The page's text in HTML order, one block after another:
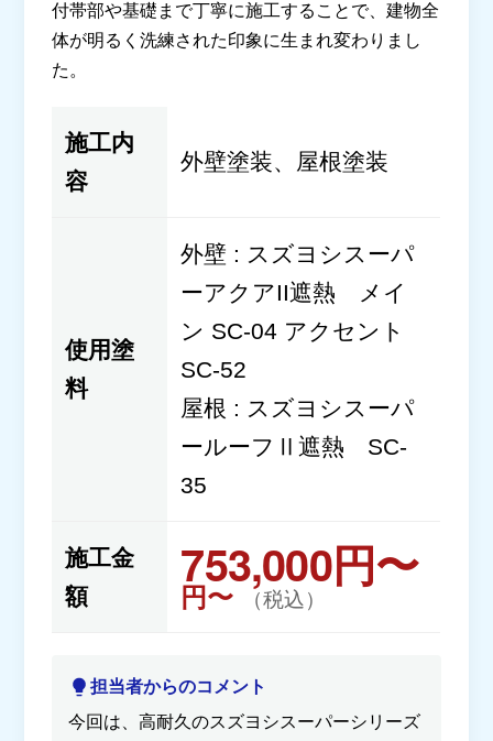
付帯部や基礎まで丁寧に施工することで、建物全
体が明るく洗練された印象に生まれ変わりまし
た。
施工内
容
外壁塗装、屋根塗装
使用塗
料
外壁 : スズヨシスーパ
ーアクアII遮熱 メイ
ン SC-04 アクセント
SC-52
屋根 : スズヨシスーパ
ールーフⅡ遮熱 SC-
35
施工金
額
753,000円〜
円〜 （税込）
担当者からのコメント
今回は、高耐久のスズヨシスーパーシリーズ